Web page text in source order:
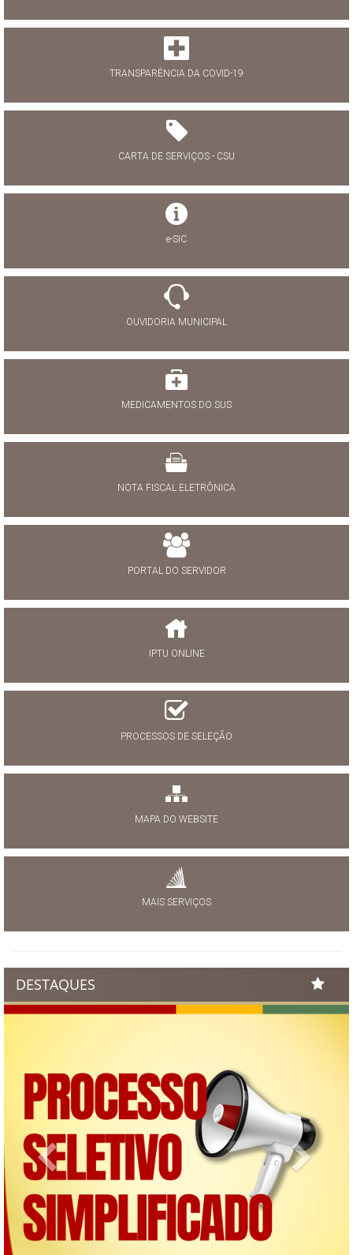
TRANSPARÊNCIA DA COVID-19
CARTA DE SERVIÇOS - CSU
e-SIC
OUVIDORIA MUNICIPAL
MEDICAMENTOS DO SUS
NOTA FISCAL ELETRÔNICA
PORTAL DO SERVIDOR
IPTU ONLINE
PROCESSOS DE SELEÇÃO
MAPA DO WEBSITE
MAIS SERVIÇOS
DESTAQUES
Previous Next